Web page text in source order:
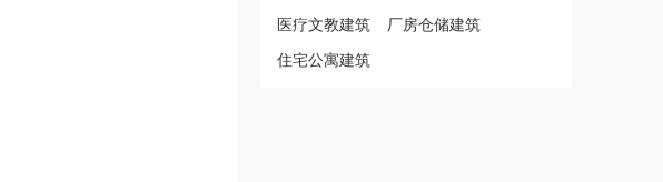
医疗文教建筑
厂房仓储建筑
住宅公寓建筑